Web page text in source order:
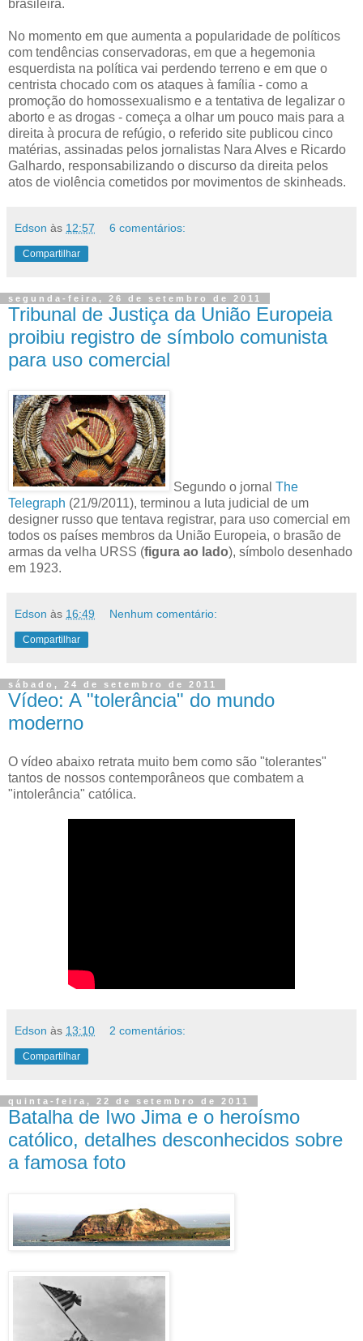
brasileira.
No momento em que aumenta a popularidade de políticos
com tendências conservadoras, em que a hegemonia
esquerdista na política vai perdendo terreno e em que o
centrista chocado com os ataques à família - como a
promoção do homossexualismo e a tentativa de legalizar o
aborto e as drogas - começa a olhar um pouco mais para a
direita à procura de refúgio, o referido site publicou cinco
matérias, assinadas pelos jornalistas Nara Alves e Ricardo
Galhardo, responsabilizando o discurso da direita pelos
atos de violência cometidos por movimentos de skinheads.
Edson às 12:57 6 comentários:
Compartilhar
segunda-feira, 26 de setembro de 2011
Tribunal de Justiça da União Europeia
proibiu registro de símbolo comunista
para uso comercial
Segundo o jornal The
Telegraph (21/9/2011), terminou a luta judicial de um
designer russo que tentava registrar, para uso comercial em
todos os países membros da União Europeia, o brasão de
armas da velha URSS (figura ao lado), símbolo desenhado
em 1923.
Edson às 16:49 Nenhum comentário:
Compartilhar
sábado, 24 de setembro de 2011
Vídeo: A "tolerância" do mundo
moderno
O vídeo abaixo retrata muito bem como são "tolerantes"
tantos de nossos contemporâneos que combatem a
"intolerância" católica.
Edson às 13:10 2 comentários:
Compartilhar
quinta-feira, 22 de setembro de 2011
Batalha de Iwo Jima e o heroísmo
católico, detalhes desconhecidos sobre
a famosa foto